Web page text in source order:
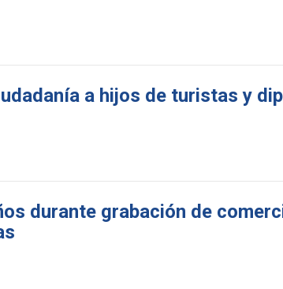
a hijos de turistas y
durante grabación de